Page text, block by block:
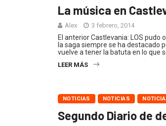
La música en
Alex 3 febrero, 2014
El anterior Castlevania: LOS
la saga siempre se ha destacado
vuelve a tener la batuta en lo que
LEER MÁS
NOTICIAS NOTICIAS
Segundo Diario de